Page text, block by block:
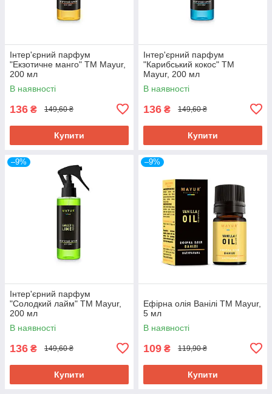
Інтер'єрний парфум
"Екзотичне манго" ТМ Mayur,
200 мл
В наявності
136 ₴ 149,60 ₴
Купити
Інтер'єрний парфум
"Карибський кокос" ТМ
Mayur, 200 мл
В наявності
136 ₴ 149,60 ₴
Купити
–9%
Інтер'єрний парфум
"Солодкий лайм" ТМ Mayur,
200 мл
В наявності
136 ₴ 149,60 ₴
Купити
–9%
Ефірна олія Ванілі ТМ Mayur,
5 мл
В наявності
109 ₴ 119,90 ₴
Купити